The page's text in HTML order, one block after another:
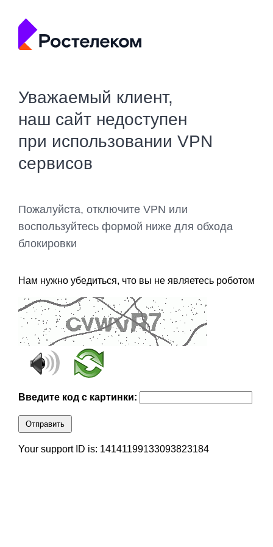
Уважаемый клиент,
наш сайт недоступен
при использовании VPN
сервисов
Пожалуйста, отключите VPN или
воспользуйтесь формой ниже для обхода
блокировки
Нам нужно убедиться, что вы не являетесь роботом
Введите код с картинки:
Отправить
Your support ID is: 14141199133093823184